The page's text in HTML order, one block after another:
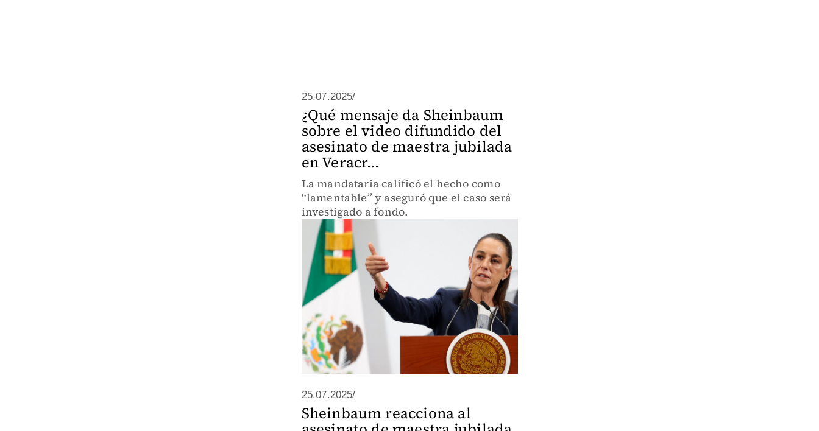
25.07.2025/
¿Qué mensaje da Sheinbaum
sobre el video difundido del
asesinato de maestra jubilada
en Veracr...
La mandataria calificó el hecho como
“lamentable” y aseguró que el caso será
investigado a fondo.
25.07.2025/
Sheinbaum reacciona al